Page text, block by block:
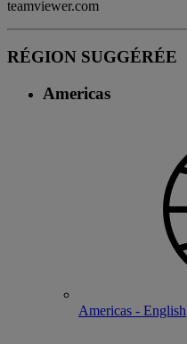
teamviewer.com
RÉGION SUGGÉRÉE
Americas
Americas - English